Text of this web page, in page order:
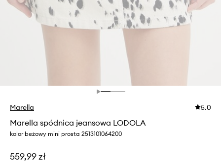
Marella 5.0
Marella spódnica jeansowa LODOLA
kolor beżowy mini prosta 2513101064200
559,99 zł